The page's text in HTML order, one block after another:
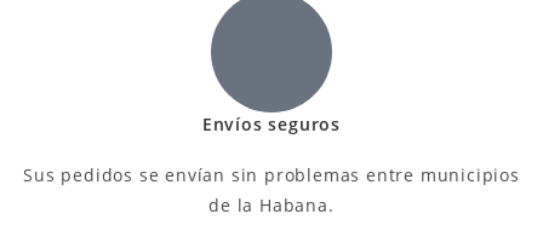
Envíos seguros
Sus pedidos se envían sin problemas entre municipios
de la Habana.